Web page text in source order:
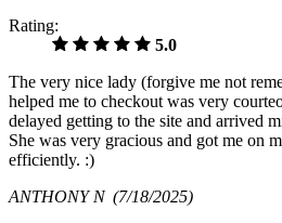
Rating:
5.0
The very nice lady (forgive me not
helped me to checkout was very
delayed getting to the site and arrived
She was very gracious and got me on
efficiently. :)
ANTHONY N (7/18/2025)